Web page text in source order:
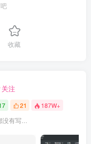
收藏
关注
21 187W+
没有写...